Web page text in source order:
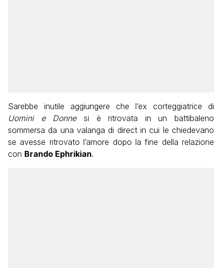
Sarebbe inutile aggiungere che l’ex corteggiatrice di
Uomini e Donnesi è ritrovata in un battibaleno
sommersa da una valanga di direct in cui le chiedevano
se avesse ritrovato l’amore dopo la fine della relazione
con Brando Ephrikian.